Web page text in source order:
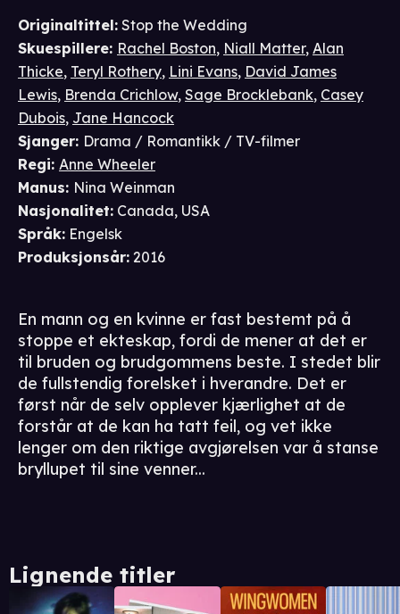
Originaltittel: Stop the Wedding
Skuespillere: Rachel Boston, Niall Matter, Alan
Thicke, Teryl Rothery, Lini Evans, David James
Lewis, Brenda Crichlow, Sage Brocklebank, Casey
Dubois, Jane Hancock
Sjanger: Drama / Romantikk / TV-filmer
Regi: Anne Wheeler
Manus: Nina Weinman
Nasjonalitet: Canada, USA
Språk: Engelsk
Produksjonsår: 2016
En mann og en kvinne er fast bestemt på å
stoppe et ekteskap, fordi de mener at det er
til bruden og brudgommens beste. I stedet blir
de fullstendig forelsket i hverandre. Det er
først når de selv opplever kjærlighet at de
forstår at de kan ha tatt feil, og vet ikke
lenger om den riktige avgjørelsen var å stanse
bryllupet til sine venner...
Lignende titler